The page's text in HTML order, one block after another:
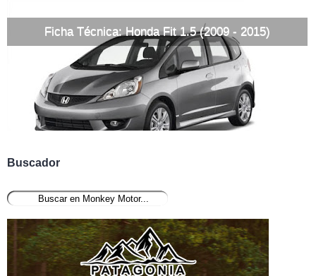
Ficha Técnica: Honda Fit 1.5 (2009 - 2015)
Buscador